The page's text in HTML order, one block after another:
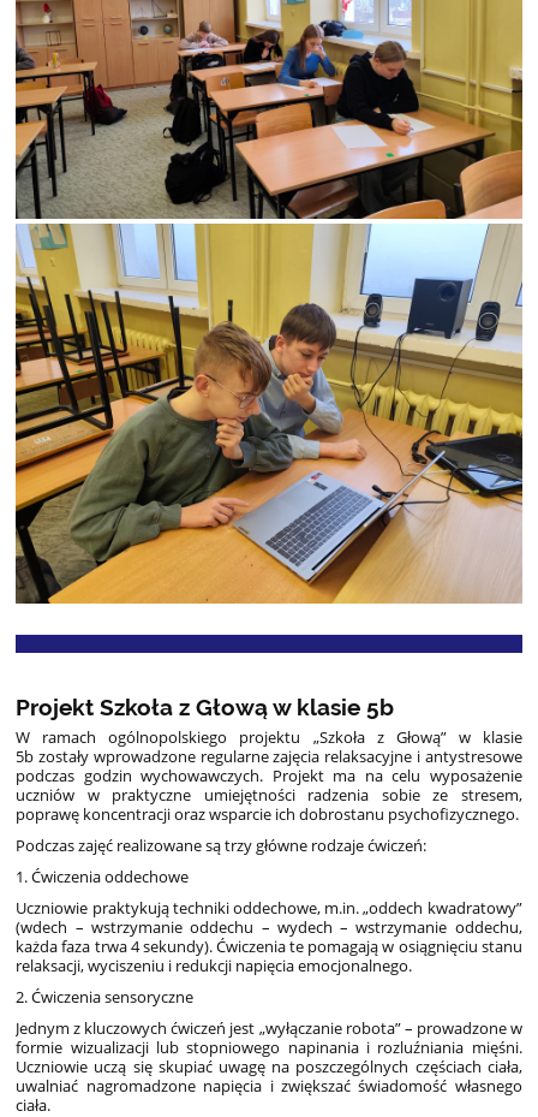
Projekt Szkoła z Głową w klasie 5b
W ramach ogólnopolskiego projektu „Szkoła z Głową” w klasie
5b zostały wprowadzone regularne zajęcia relaksacyjne i antystresowe
podczas godzin wychowawczych. Projekt ma na celu wyposażenie
uczniów w praktyczne umiejętności radzenia sobie ze stresem,
poprawę koncentracji oraz wsparcie ich dobrostanu psychofizycznego.
Podczas zajęć realizowane są trzy główne rodzaje ćwiczeń:
1. Ćwiczenia oddechowe
Uczniowie praktykują techniki oddechowe, m.in. „oddech kwadratowy”
(wdech – wstrzymanie oddechu – wydech – wstrzymanie oddechu,
każda faza trwa 4 sekundy). Ćwiczenia te pomagają w osiągnięciu stanu
relaksacji, wyciszeniu i redukcji napięcia emocjonalnego.
2. Ćwiczenia sensoryczne
Jednym z kluczowych ćwiczeń jest „wyłączanie robota” – prowadzone w
formie wizualizacji lub stopniowego napinania i rozluźniania mięśni.
Uczniowie uczą się skupiać uwagę na poszczególnych częściach ciała,
uwalniać nagromadzone napięcia i zwiększać świadomość własnego
ciała.